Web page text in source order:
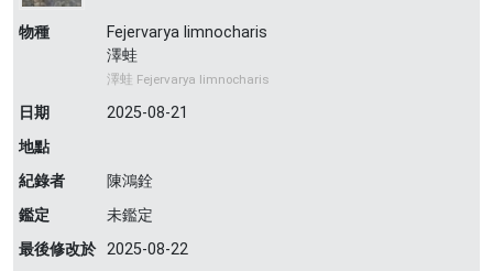
物種
Fejervarya limnocharis
澤蛙
澤蛙 Fejervarya limnocharis
日期
2025-08-21
地點
紀錄者
陳鴻銓
鑑定
未鑑定
最後修改於 2025-08-22